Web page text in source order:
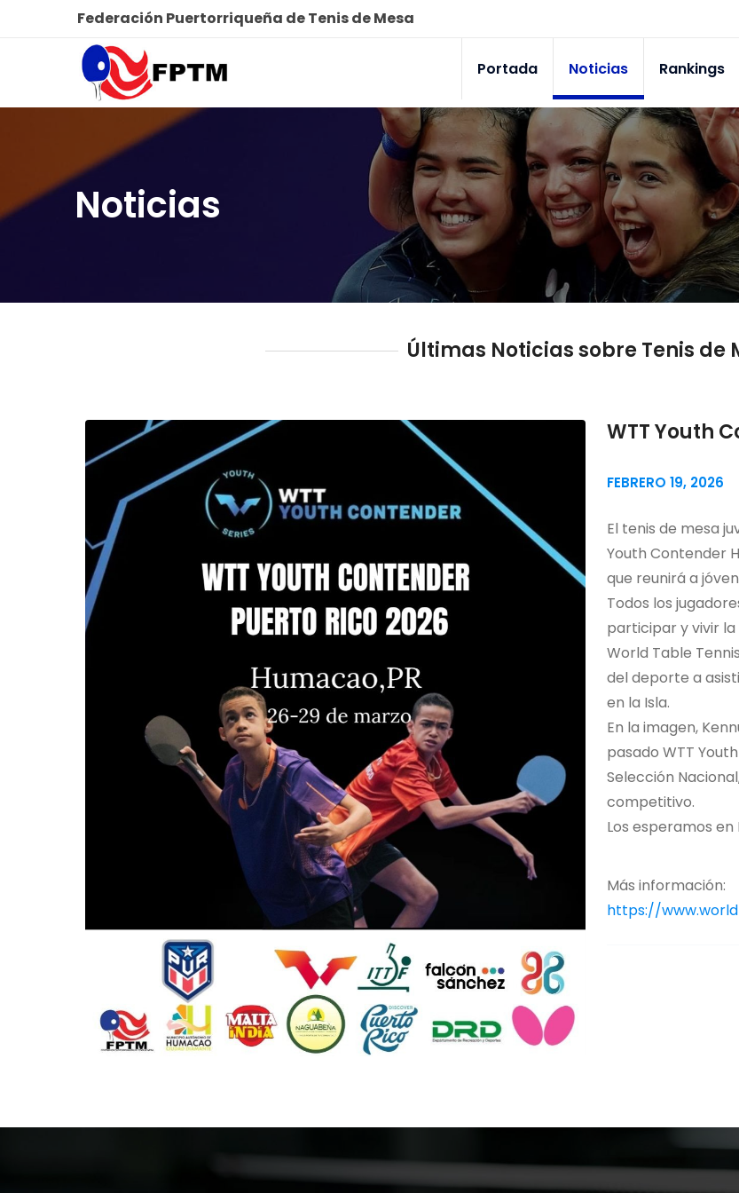
Federación Puertorriqueña de Tenis de Mesa
Portada Noticias Rankings
Noticias
Últimas Noticias sobre Tenis de
WTT Youth
FEBRERO 19, 2026
El tenis de mesa
Youth Contender
que reunirá a
Todos los
participar y vivir
World Table
del deporte a
en la Isla.
En la imagen,
pasado WTT
Selección
competitivo.
Los esperamos
Más información:
https://